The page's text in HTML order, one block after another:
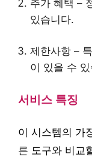
추가 혜택 –
있습니다.
제한사항 –
이 있을 수
서비스 특징
이 시스템의 가
른 도구와 비교